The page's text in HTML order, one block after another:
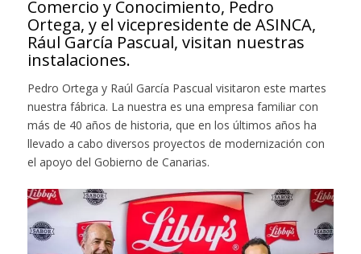
Comercio y Conocimiento, Pedro
Ortega, y el vicepresidente de ASINCA,
Rául García Pascual, visitan nuestras
instalaciones.
Pedro Ortega y Raúl García Pascual visitaron este martes
nuestra fábrica. La nuestra es una empresa familiar con
más de 40 años de historia, que en los últimos años ha
llevado a cabo diversos proyectos de modernización con
el apoyo del Gobierno de Canarias.